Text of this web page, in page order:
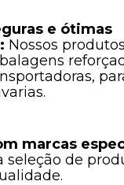
e ótimas
Nossos
marcas
seleção de